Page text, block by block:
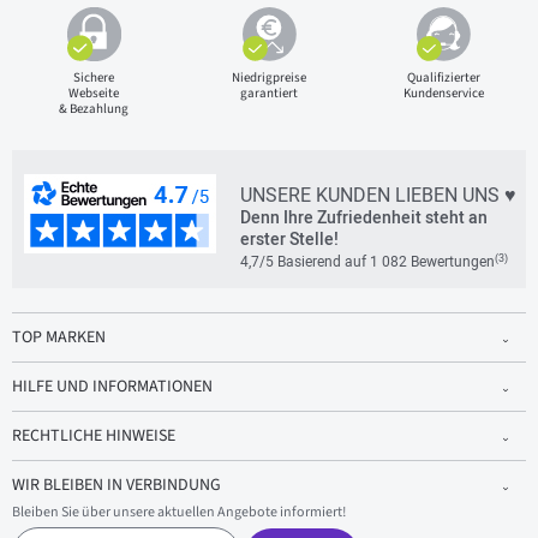
Sichere
Webseite
& Bezahlung
Niedrigpreise
garantiert
Qualifizierter
Kundenservice
UNSERE KUNDEN LIEBEN UNS ♥
Denn Ihre Zufriedenheit steht an
erster Stelle!
4,7/5 Basierend auf 1 082 Bewertungen(3)
TOP MARKEN
HILFE UND INFORMATIONEN
RECHTLICHE HINWEISE
WIR BLEIBEN IN VERBINDUNG
Bleiben Sie über unsere aktuellen Angebote informiert!